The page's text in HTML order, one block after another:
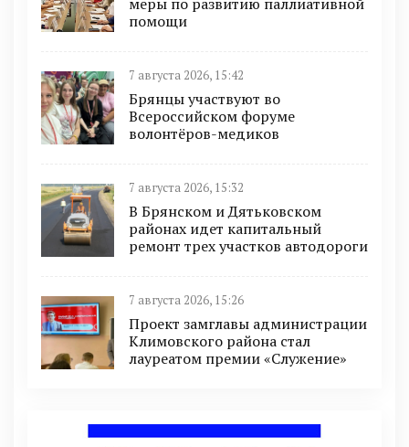
помощи
7 августа 2026, 15:42
Брянцы участвуют во
Всероссийском форуме
волонтёров-медиков
7 августа 2026, 15:32
В Брянском и Дятьковском
районах идет капитальный
ремонт трех участков автодороги
7 августа 2026, 15:26
Проект замглавы администрации
Климовского района стал
лауреатом премии «Служение»